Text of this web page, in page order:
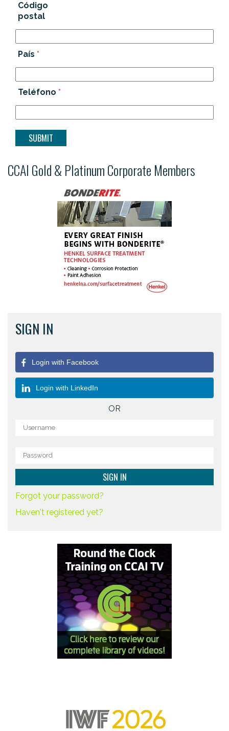
Código
postal
País *
Teléfono *
CCAI Gold & Platinum Corporate Members
SIGN IN
Login with Facebook
Login with LinkedIn
OR
Forgot your password?
Haven't registered yet?